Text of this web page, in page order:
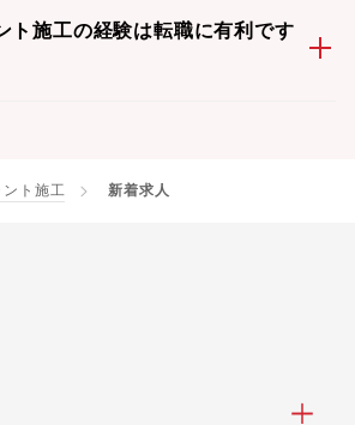
ト施工の経験は転職に有利です
ント施工 新着求人